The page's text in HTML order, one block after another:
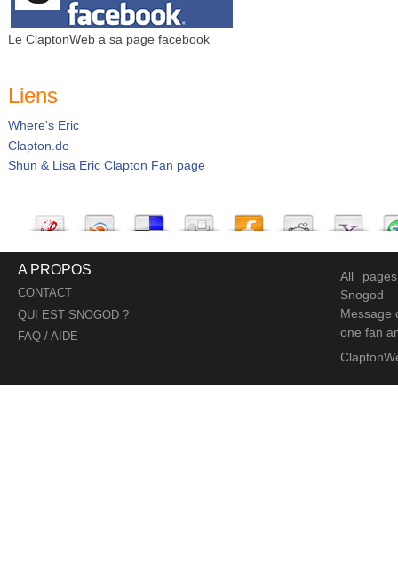
Le ClaptonWeb a sa page facebook
Liens
Where's Eric
Clapton.de
Shun & Lisa Eric Clapton Fan page
A PROPOS
CONTACT
QUI EST SNOGOD ?
FAQ / AIDE
All
Snogod
Message
one fan